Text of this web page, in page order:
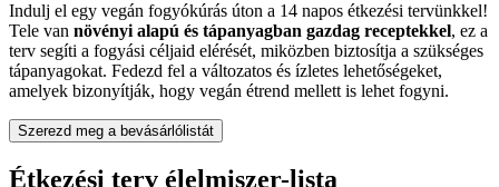
Indulj el egy vegán fogyókúrás úton a 14 napos étkezési tervünkkel!
Tele van növényi alapú és tápanyagban gazdag receptekkel, ez a
terv segíti a fogyási céljaid elérését, miközben biztosítja a szükséges
tápanyagokat. Fedezd fel a változatos és ízletes lehetőségeket,
amelyek bizonyítják, hogy vegán étrend mellett is lehet fogyni.
Szerezd meg a bevásárlólistát
Étkezési terv élelmiszer-lista